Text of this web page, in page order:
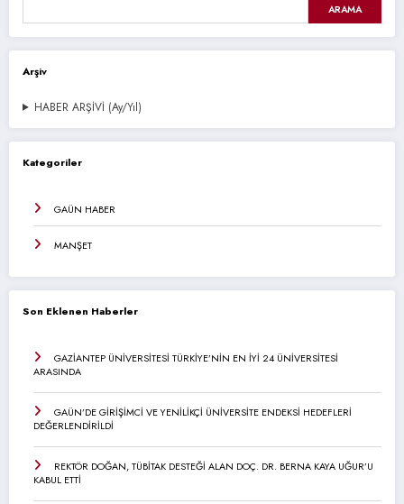
ARAMA
Arşiv
HABER ARŞİVİ (Ay/Yıl)
Kategoriler
GAÜN HABER
MANŞET
Son Eklenen Haberler
GAZİANTEP ÜNİVERSİTESİ TÜRKİYE’NİN EN İYİ 24 ÜNİVERSİTESİ
ARASINDA
GAÜN’DE GİRİŞİMCİ VE YENİLİKÇİ ÜNİVERSİTE ENDEKSİ HEDEFLERİ
DEĞERLENDİRİLDİ
REKTÖR DOĞAN, TÜBİTAK DESTEĞİ ALAN DOÇ. DR. BERNA KAYA UĞUR’U
KABUL ETTİ